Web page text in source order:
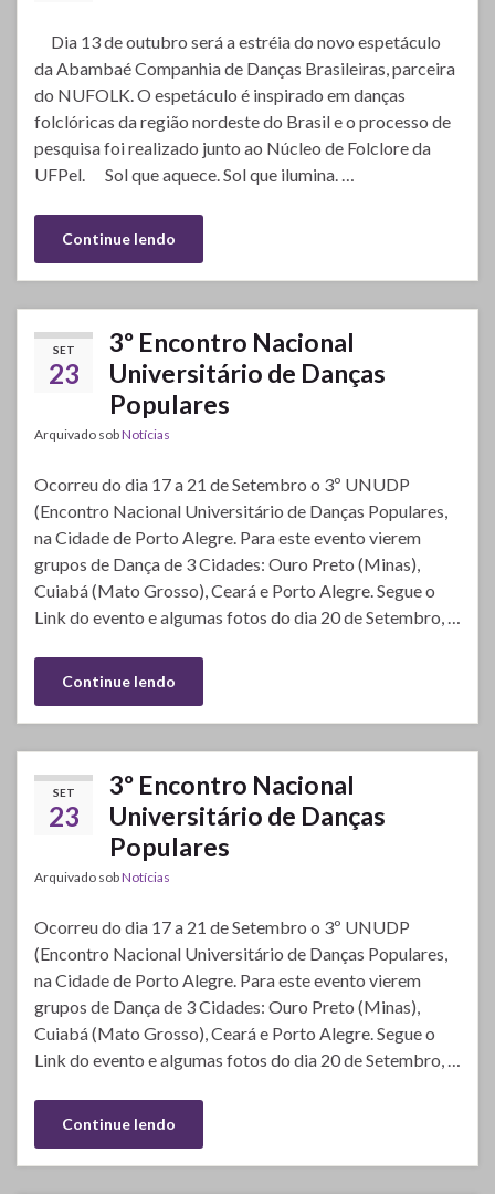
Dia 13 de outubro será a estréia do novo espetáculo
da Abambaé Companhia de Danças Brasileiras, parceira
do NUFOLK. O espetáculo é inspirado em danças
folclóricas da região nordeste do Brasil e o processo de
pesquisa foi realizado junto ao Núcleo de Folclore da
UFPel. Sol que aquece. Sol que ilumina. …
Continue lendo
SET
23
3º Encontro Nacional
Universitário de Danças
Populares
Arquivado sobNotícias
Ocorreu do dia 17 a 21 de Setembro o 3º UNUDP
(Encontro Nacional Universitário de Danças Populares,
na Cidade de Porto Alegre. Para este evento vierem
grupos de Dança de 3 Cidades: Ouro Preto (Minas),
Cuiabá (Mato Grosso), Ceará e Porto Alegre. Segue o
Link do evento e algumas fotos do dia 20 de Setembro, …
Continue lendo
SET
23
3º Encontro Nacional
Universitário de Danças
Populares
Arquivado sobNotícias
Ocorreu do dia 17 a 21 de Setembro o 3º UNUDP
(Encontro Nacional Universitário de Danças Populares,
na Cidade de Porto Alegre. Para este evento vierem
grupos de Dança de 3 Cidades: Ouro Preto (Minas),
Cuiabá (Mato Grosso), Ceará e Porto Alegre. Segue o
Link do evento e algumas fotos do dia 20 de Setembro, …
Continue lendo